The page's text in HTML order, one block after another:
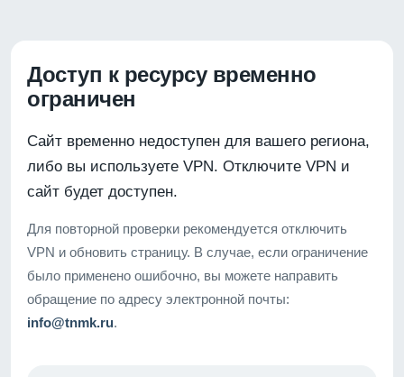
Доступ к ресурсу временно
ограничен
Сайт временно недоступен для вашего региона,
либо вы используете VPN. Отключите VPN и
сайт будет доступен.
Для повторной проверки рекомендуется отключить
VPN и обновить страницу. В случае, если ограничение
было применено ошибочно, вы можете направить
обращение по адресу электронной почты:
info@tnmk.ru.